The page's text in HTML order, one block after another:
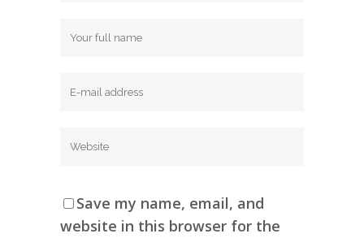
Save my name, email, and
website in this browser for the